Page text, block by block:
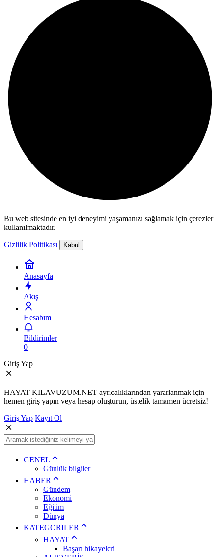
Bu web sitesinde en iyi deneyimi yaşamanızı sağlamak için çerezler
kullanılmaktadır.
Gizlilik Politikası Kabul
Anasayfa
Akış
Hesabım
Bildirimler
0
Giriş Yap
HAYAT KILAVUZUM.NET ayrıcalıklarından yararlanmak için
hemen giriş yapın veya hesap oluşturun, üstelik tamamen ücretsiz!
Giriş Yap Kayıt Ol
GENEL
Günlük bilgiler
HABER
Gündem
Ekonomi
Eğitim
Dünya
KATEGORİLER
HAYAT
Başarı hikayeleri